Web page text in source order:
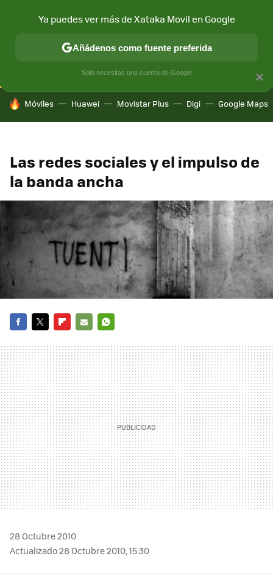
CONECTIVIDAD MÓVIL Y SOCIEDAD APLICACIONES
HOY SE HABLA DE
Móviles Huawei Movistar Plus Digi Google Maps
Las redes sociales y el impulso de
la banda ancha
MAIL
28 Octubre 2010
Actualizado 28 Octubre 2010, 15:30
×
Ya puedes ver más de Xataka Movil en Google
Añádenos como fuente preferida
Solo necesitas una cuenta de Google